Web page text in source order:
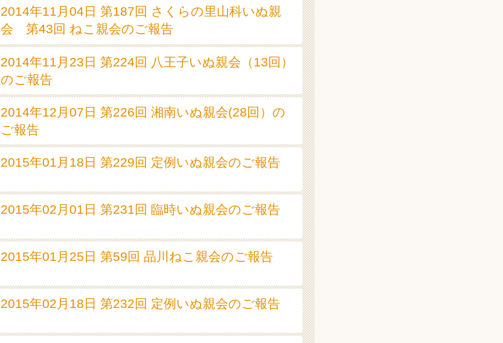
2014年11月04日 第187回 さくらの里山科いぬ親
会 第43回 ねこ親会のご報告
2014年11月23日 第224回 八王子いぬ親会（13回）
のご報告
2014年12月07日 第226回 湘南いぬ親会(28回）の
ご報告
2015年01月18日 第229回 定例いぬ親会のご報告
2015年02月01日 第231回 臨時いぬ親会のご報告
2015年01月25日 第59回 品川ねこ親会のご報告
2015年02月18日 第232回 定例いぬ親会のご報告